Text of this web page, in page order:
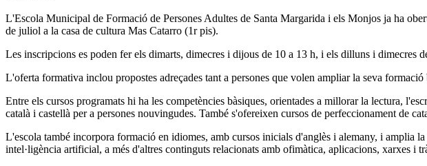
L'Escola Municipal de Formació de Persones Adultes de Santa Margarida i els Monjos ja ha
de juliol a la casa de cultura Mas Catarro (1r pis).
Les inscripcions es poden fer els dimarts, dimecres i dijous de 10 a 13 h, i els dilluns i dimecres
L'oferta formativa inclou propostes adreçades tant a persones que volen ampliar la seva
Entre els cursos programats hi ha les competències bàsiques, orientades a millorar la lectura,
català i castellà per a persones nouvingudes. També s'ofereixen cursos de perfeccionament de
L'escola també incorpora formació en idiomes, amb cursos inicials d'anglès i alemany, i amplia
intel·ligència artificial, a més d'altres continguts relacionats amb ofimàtica, aplicacions, xarxes i